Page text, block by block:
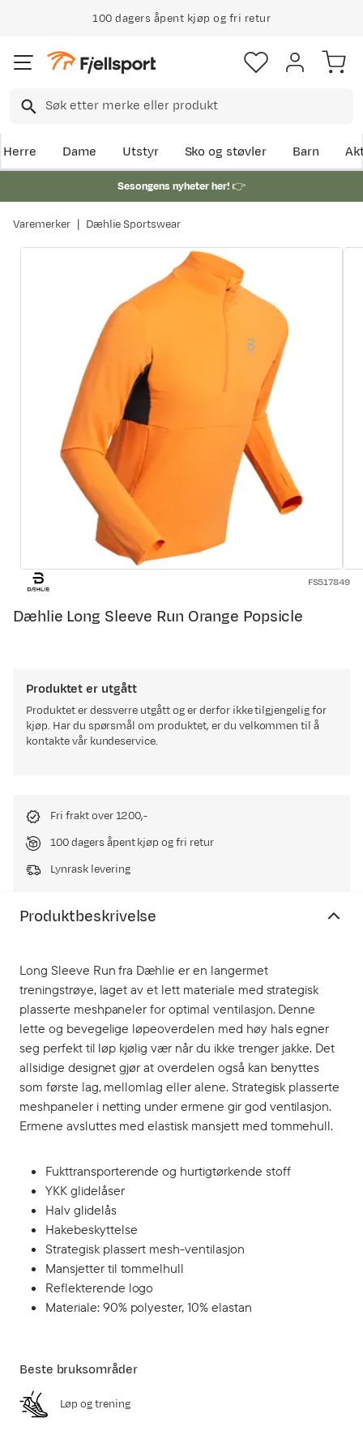
100 dagers åpent kjøp og fri retur
Herre Dame Utstyr Sko og støvler Barn
Sesongens nyheter her!👉
Varemerker Dæhlie Sportswear
FS517849
Dæhlie Long Sleeve Run Orange Popsicle
Produktet er utgått
Produktet er dessverre utgått og er derfor ikke tilgjengelig for
kjøp. Har du spørsmål om produktet, er du velkommen til å
kontakte vår kundeservice.
Fri frakt over 1200,-
100 dagers åpent kjøp og fri retur
Lynrask levering
Produktbeskrivelse
Long Sleeve Run fra Dæhlie er en langermet
treningstrøye, laget av et lett materiale med strategisk
plasserte meshpaneler for optimal ventilasjon. Denne
lette og bevegelige løpeoverdelen med høy hals egner
seg perfekt til løp kjølig vær når du ikke trenger jakke. Det
allsidige designet gjør at overdelen også kan benyttes
som første lag, mellomlag eller alene. Strategisk plasserte
meshpaneler i netting under ermene gir god ventilasjon.
Ermene avsluttes med elastisk mansjett med tommehull.
Fukttransporterende og hurtigtørkende stoff
YKK glidelåser
Halv glidelås
Hakebeskyttelse
Strategisk plassert mesh-ventilasjon
Mansjetter til tommelhull
Reflekterende logo
Materiale: 90% polyester, 10% elastan
Beste bruksområder
Løp og trening